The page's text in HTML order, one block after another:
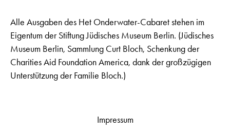
Alle Ausgaben des Het Onderwater-Cabaret stehen im
Eigentum der Stiftung Jüdisches Museum Berlin. (Jüdisches
Museum Berlin, Sammlung Curt Bloch, Schenkung der
Charities Aid Foundation America, dank der großzügigen
Unterstützung der Familie Bloch.)
Impressum